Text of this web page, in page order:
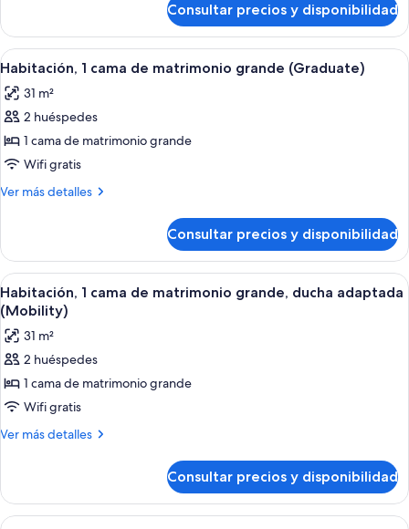
matrimonio,
ducha
adaptada
2
camas
de
ducha
adaptada
Consultar precios y disponibilidad
Abrir
todas
las
fotos
de
Habitación,
1
matrimonio
grande
(Graduate)
Ropa de cama de alta calidad y
7
Habitación, 1 cama de matrimonio grande (Graduate)
31 m²
2 huéspedes
1 cama de matrimonio grande
Wifi gratis
Ver más detalles
Más
1
cama
de
matrimonio
grande
(Graduate)
Consultar precios y disponibilidad
Abrir
todas
las
fotos
de
Habitación,
1
cama
grande,
ducha
Ropa de cama de alta calidad y
7
Habitación, 1 cama de matrimonio grande, ducha adaptada
(Mobility)
31 m²
2 huéspedes
1 cama de matrimonio grande
Wifi gratis
Ver más detalles
Más
1
cama
Consultar precios y disponibilidad
Ropa de cama de alta calidad y